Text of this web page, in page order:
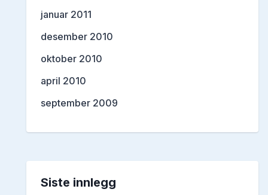
januar 2011
desember 2010
oktober 2010
april 2010
september 2009
Siste innlegg